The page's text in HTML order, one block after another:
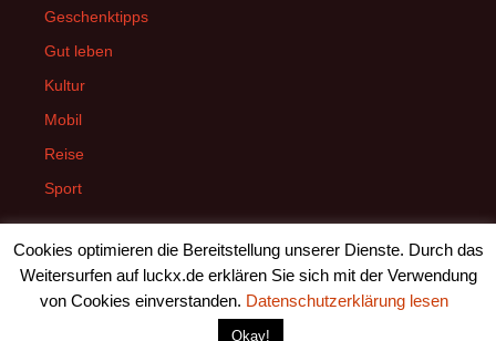
Geschenktipps
Gut leben
Kultur
Mobil
Reise
Sport
Stolz präsentiert von WordPress
Cookies optimieren die Bereitstellung unserer Dienste. Durch das
Weitersurfen auf luckx.de erklären Sie sich mit der Verwendung
von Cookies einverstanden. Datenschutzerklärung lesen
Okay!